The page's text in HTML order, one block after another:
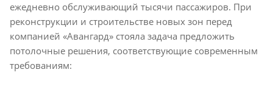
ежедневно обслуживающий тысячи пассажиров. При
реконструкции и строительстве новых зон перед
компанией «Авангард» стояла задача предложить
потолочные решения, соответствующие современным
требованиям: